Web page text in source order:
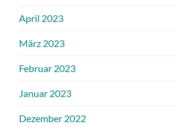
April 2023
März 2023
Februar 2023
Januar 2023
Dezember 2022